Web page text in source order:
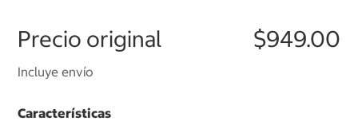
Precio original $949.00
Incluye envío
Características